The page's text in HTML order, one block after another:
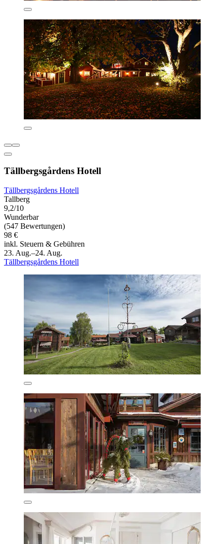
Tällbergsgårdens Hotell
Tällbergsgårdens Hotell
Tallberg
9,2/10
Wunderbar
(547 Bewertungen)
98 €
inkl. Steuern & Gebühren
23. Aug.–24. Aug.
Tällbergsgårdens Hotell